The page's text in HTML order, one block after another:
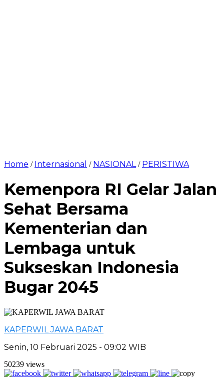
Home / Internasional / NASIONAL / PERISTIWA
Kemenpora RI Gelar Jalan
Sehat Bersama
Kementerian dan
Lembaga untuk
Sukseskan Indonesia
Bugar 2045
KAPERWIL JAWA BARAT
Senin, 10 Februari 2025 - 09:02 WIB
50239 views